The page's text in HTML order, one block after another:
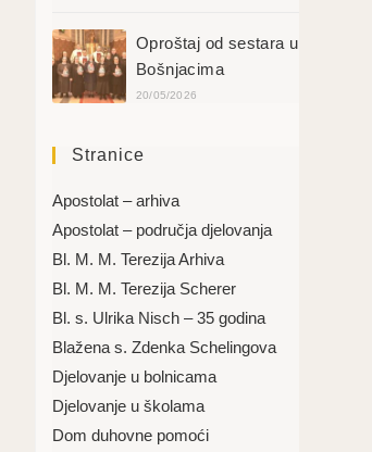
Oproštaj od sestara u
Bošnjacima
20/05/2026
Stranice
Apostolat – arhiva
Apostolat – područja djelovanja
Bl. M. M. Terezija Arhiva
Bl. M. M. Terezija Scherer
Bl. s. Ulrika Nisch – 35 godina
Blažena s. Zdenka Schelingova
Djelovanje u bolnicama
Djelovanje u školama
Dom duhovne pomoći